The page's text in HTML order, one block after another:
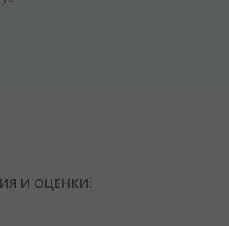
И ОЦЕНКИ: